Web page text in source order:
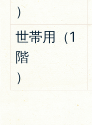
）
世帯用（1
階
）